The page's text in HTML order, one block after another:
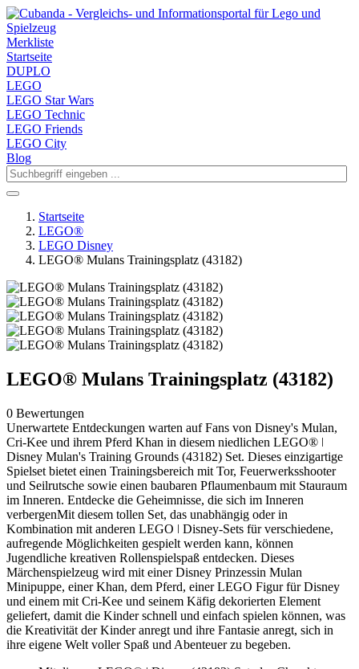
Merkliste
Startseite
DUPLO
LEGO
LEGO Star Wars
LEGO Technic
LEGO Friends
LEGO City
Blog
Startseite
LEGO®
LEGO Disney
LEGO® Mulans Trainingsplatz (43182)
LEGO® Mulans Trainingsplatz (43182)
0 Bewertungen
Unerwartete Entdeckungen warten auf Fans von Disney's Mulan,
Cri-Kee und ihrem Pferd Khan in diesem niedlichen LEGO® ǀ
Disney Mulan's Training Grounds (43182) Set. Dieses einzigartige
Spielset bietet einen Trainingsbereich mit Tor, Feuerwerksshooter
und Seilrutsche sowie einen baubaren Pflaumenbaum mit Stauraum
im Inneren. Entdecke die Geheimnisse, die sich im Inneren
verbergenMit diesem tollen Set, das unabhängig oder in
Kombination mit anderen LEGO ǀ Disney-Sets für verschiedene,
aufregende Möglichkeiten gespielt werden kann, können
Jugendliche kreativen Rollenspielspaß entdecken. Dieses
Märchenspielzeug wird mit einer Disney Prinzessin Mulan
Minipuppe, einer Khan, dem Pferd, einer LEGO Figur für Disney
und einem mit Cri-Kee und seinem Käfig dekorierten Element
geliefert, damit die Kinder schnell und einfach spielen können, was
die Kreativität der Kinder anregt und ihre Fantasie anregt, sich in
ihre eigene Welt voller Spaß und Abenteuer zu begeben.